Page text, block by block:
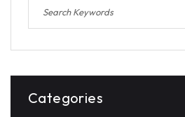
Categories